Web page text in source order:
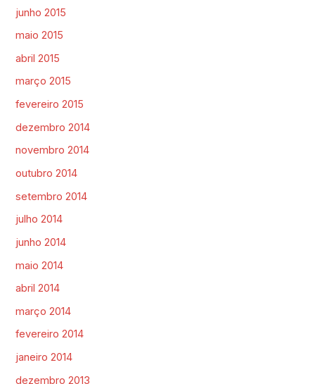
junho 2015
maio 2015
abril 2015
março 2015
fevereiro 2015
dezembro 2014
novembro 2014
outubro 2014
setembro 2014
julho 2014
junho 2014
maio 2014
abril 2014
março 2014
fevereiro 2014
janeiro 2014
dezembro 2013